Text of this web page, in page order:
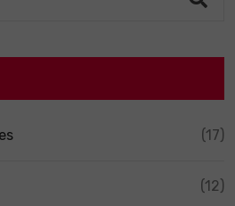
(17)
(12)